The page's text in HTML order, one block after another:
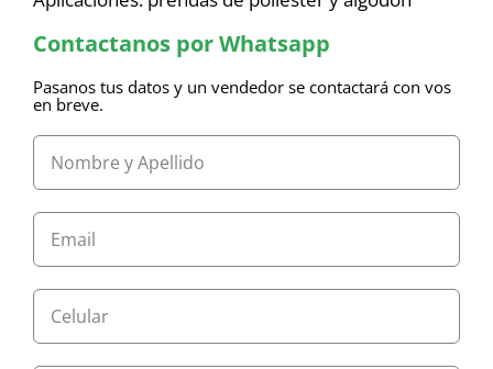
Contactanos por Whatsapp
Pasanos tus datos y un vendedor se contactará con vos
en breve.